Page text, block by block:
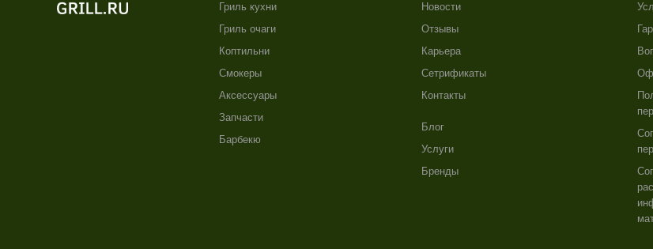
Гриль кухни
Гриль очаги
Коптильни
Смокеры
Аксессуары
Запчасти
Барбекю
Новости
Отзывы
Карьера
Сетрификаты
Контакты
Блог
Услуги
Бренды